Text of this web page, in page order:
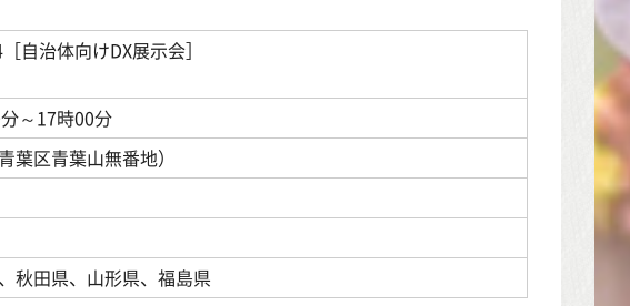
治体向けDX展示会］
～17時00分
区青葉山無番地）
秋田県、山形県、福島県